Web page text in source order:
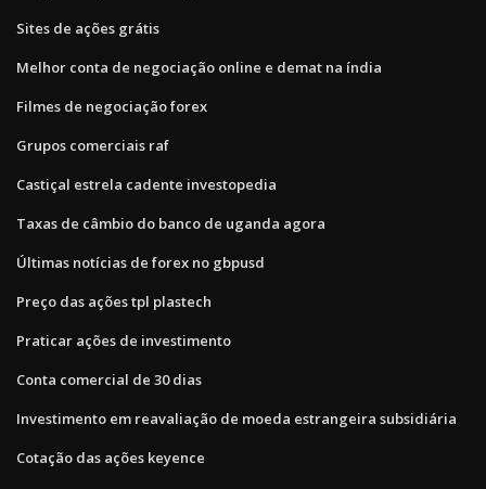
Sites de ações grátis
Melhor conta de negociação online e demat na índia
Filmes de negociação forex
Grupos comerciais raf
Castiçal estrela cadente investopedia
Taxas de câmbio do banco de uganda agora
Últimas notícias de forex no gbpusd
Preço das ações tpl plastech
Praticar ações de investimento
Conta comercial de 30 dias
Investimento em reavaliação de moeda estrangeira subsidiária
Cotação das ações keyence